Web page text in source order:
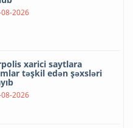
2026
xarici saytlara
təşkil edən şəxsləri
2026